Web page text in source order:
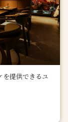
を提供できるユ